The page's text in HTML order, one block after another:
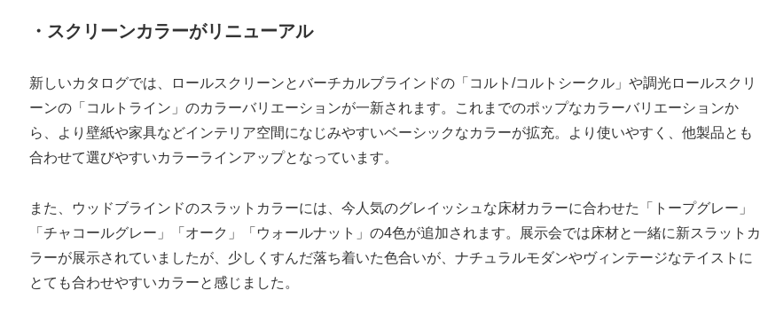
・スクリーンカラーがリニューアル
新しいカタログでは、ロールスクリーンとバーチカルブラインドの「コルト/コルトシークル」や調光ロールスクリ
ーンの「コルトライン」のカラーバリエーションが一新されます。これまでのポップなカラーバリエーションか
ら、より壁紙や家具などインテリア空間になじみやすいベーシックなカラーが拡充。より使いやすく、他製品とも
合わせて選びやすいカラーラインアップとなっています。
また、ウッドブラインドのスラットカラーには、今人気のグレイッシュな床材カラーに合わせた「トープグレー」
「チャコールグレー」「オーク」「ウォールナット」の4色が追加されます。展示会では床材と一緒に新スラットカ
ラーが展示されていましたが、少しくすんだ落ち着いた色合いが、ナチュラルモダンやヴィンテージなテイストに
とても合わせやすいカラーと感じました。